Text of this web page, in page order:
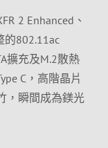
2 Enhanced、
的802.11ac
擴充及M.2散熱
C，高階晶片
，瞬間成為鎂光